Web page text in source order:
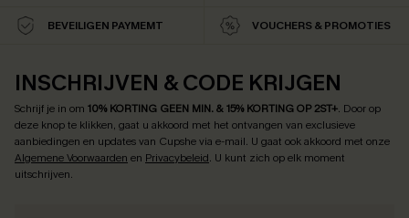
BEVEILIGEN PAYMEMT VOUCHERS & PROMOTIES
INSCHRIJVEN & CODE KRIJGEN
Schrijf je in om 10% KORTING GEEN MIN. & 15% KORTING OP 2ST+. Door op
deze knop te klikken, gaat u akkoord met het ontvangen van exclusieve
aanbiedingen en updates van Cupshe via e-mail. U gaat ook akkoord met onze
Algemene Voorwaarden en Privacybeleid. U kunt zich op elk moment
uitschrijven.